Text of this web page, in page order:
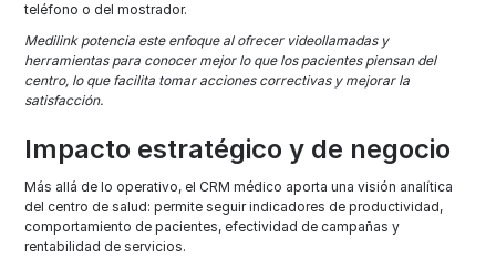
teléfono o del mostrador.
Medilink potencia este enfoque al ofrecer videollamadas y
herramientas para conocer mejor lo que los pacientes piensan del
centro, lo que facilita tomar acciones correctivas y mejorar la
satisfacción.
Impacto estratégico y de negocio
Más allá de lo operativo, el CRM médico aporta una visión analítica
del centro de salud: permite seguir indicadores de productividad,
comportamiento de pacientes, efectividad de campañas y
rentabilidad de servicios.